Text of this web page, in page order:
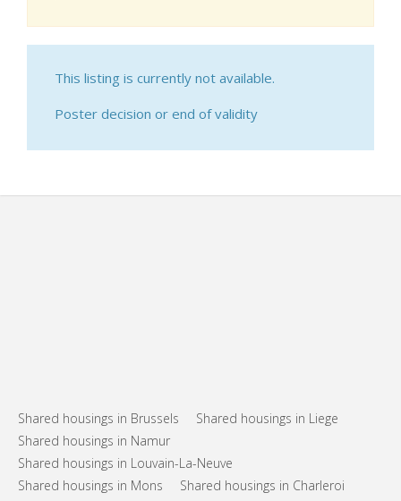
This listing is currently not available.
Poster decision or end of validity
Shared housings in Brussels
Shared housings in Liege
Shared housings in Namur
Shared housings in Louvain-La-Neuve
Shared housings in Mons
Shared housings in Charleroi